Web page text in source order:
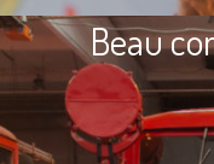
Beau